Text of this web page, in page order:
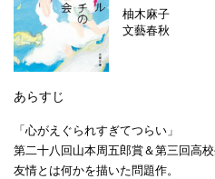
柚木麻子
文藝春秋
あらすじ
「心がえぐられすぎてつらい」
第二十八回山本周五郎賞＆第三回高
友情とは何かを描いた問題作。